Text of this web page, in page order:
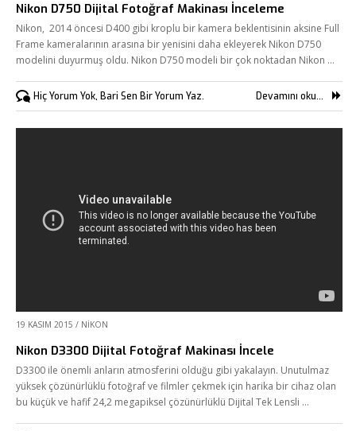
Nikon D750 Dijital Fotoğraf Makinası İnceleme
Nikon, 2014 öncesi D400 gibi kroplu bir kamera beklentisinin aksine Full
Frame kameralarının arasına bir yenisini daha ekleyerek Nikon D750
modelini duyurmuş oldu. Nikon D750 modeli bir çok noktadan Nikon …
Hiç Yorum Yok, Bari Sen Bir Yorum Yaz. Devamını oku...
19 KASIM 2015 / NIKON
Nikon D3300 Dijital Fotoğraf Makinası İncele
D3300 ile önemli anların atmosferini olduğu gibi yakalayın. Unutulmaz
yüksek çözünürlüklü fotoğraf ve filmler çekmek için harika bir cihaz olan
bu küçük ve hafif 24,2 megapiksel çözünürlüklü Dijital Tek Lensli …